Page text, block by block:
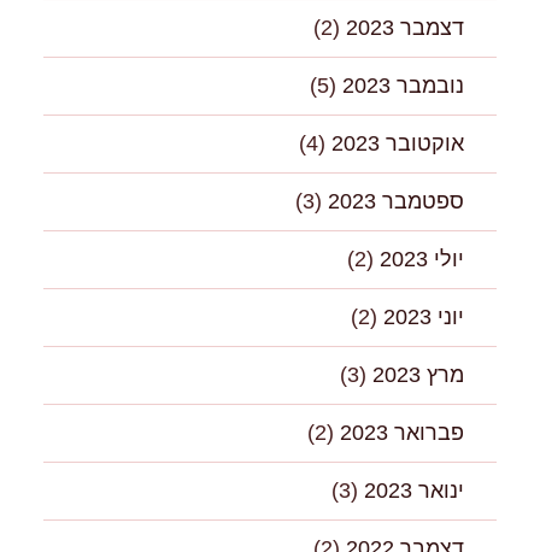
דצמבר 2023 (2)
נובמבר 2023 (5)
אוקטובר 2023 (4)
ספטמבר 2023 (3)
יולי 2023 (2)
יוני 2023 (2)
מרץ 2023 (3)
פברואר 2023 (2)
ינואר 2023 (3)